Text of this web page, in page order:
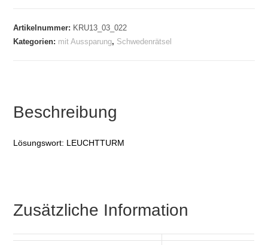
Artikelnummer: KRU13_03_022
Kategorien: mit Aussparung, Schwedenrätsel
Beschreibung
Lösungswort: LEUCHTTURM
Zusätzliche Information